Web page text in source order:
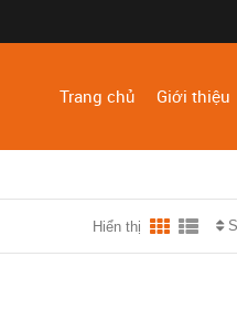
Trang chủ Giới thiệu
Hiển thị